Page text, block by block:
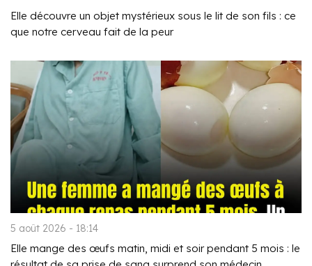
Elle découvre un objet mystérieux sous le lit de son fils : ce
que notre cerveau fait de la peur
5 août 2026 - 18:14
Elle mange des œufs matin, midi et soir pendant 5 mois : le